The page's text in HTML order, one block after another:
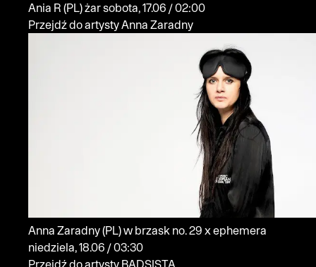
Ania R (PL)żar
sobota, 17.06 / 02:00
Przejdź do artysty Anna Zaradny
Anna Zaradny(PL)w brzask no. 29 x ephemera
niedziela, 18.06 / 03:30
Przejdź do artysty BADSISTA